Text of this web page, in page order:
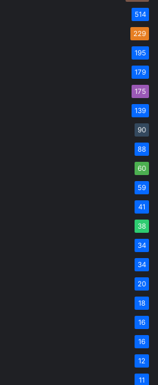
514
229
195
179
175
139
90
88
60
59
41
38
34
34
20
18
16
16
12
11